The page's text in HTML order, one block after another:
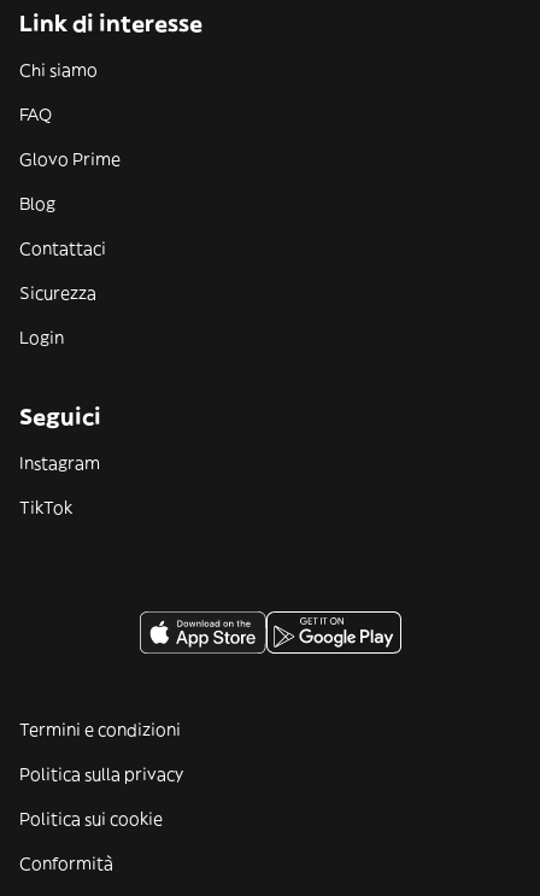
Link di interesse
Chi siamo
FAQ
Glovo Prime
Blog
Contattaci
Sicurezza
Login
Seguici
Instagram
TikTok
Termini e condizioni
Politica sulla privacy
Politica sui cookie
Conformità